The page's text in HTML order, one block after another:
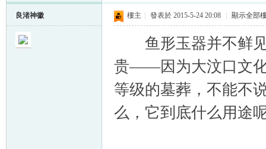
良渚神徽 樓主 發表於 2015-5-24 20:08 顯示全部
鱼形玉器并不鲜见
贵——因为大汶口文化
等级的墓葬，不能不
么，它到底什么用途